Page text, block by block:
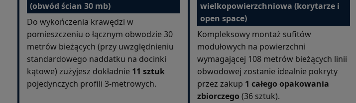
(obwód ścian 30 mb)
Do wykończenia krawędzi w
pomieszczeniu o łącznym obwodzie 30
metrów bieżących (przy uwzględnieniu
standardowego naddatku na docinki
kątowe) zużyjesz dokładnie 11 sztuk
pojedynczych profili 3-metrowych.
wielkopowierzchniowa (korytarze i
open space)
Kompleksowy montaż sufitów
modułowych na powierzchni
wymagającej 108 metrów bieżących linii
obwodowej zostanie idealnie pokryty
przez zakup 1 całego opakowania
zbiorczego (36 sztuk).